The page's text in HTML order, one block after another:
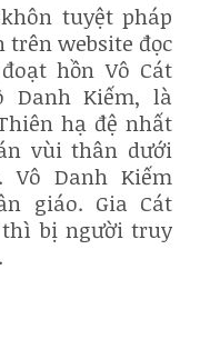
tuyệt pháp
trên website đọc
hồn Vô Cát
Danh Kiếm, là
hạ đệ nhất
vùi thân dưới
Vô Danh Kiếm
giáo. Gia Cát
thì bị người truy